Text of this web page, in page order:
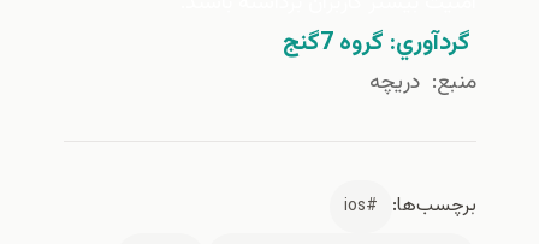
گردآوري: گروه 7گنج
منبع: دریچه
برچسب‌ها:
#ios